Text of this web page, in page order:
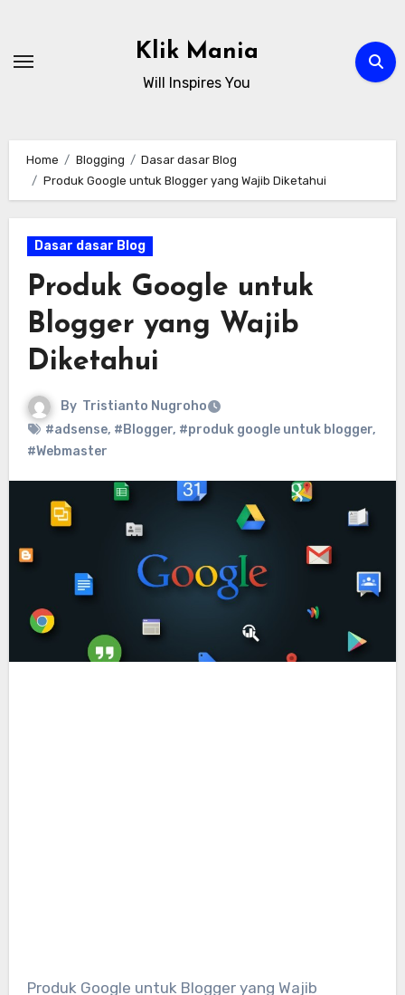
content
Klik Mania
Will Inspires You
Home Blogging
Dasar dasar Blog
Produk Google untuk Blogger yang Wajib Diketahui
Dasar dasar Blog
Produk Google untuk
Blogger yang Wajib
Diketahui
By Tristianto Nugroho
#adsense, #Blogger, #produk google untuk blogger,
#Webmaster
Produk Google untuk Blogger yang Wajib